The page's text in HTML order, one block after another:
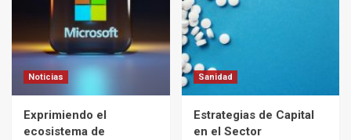
Noticias
Exprimiendo el
ecosistema de
Sanidad
Estrategias de Capital
en el Sector